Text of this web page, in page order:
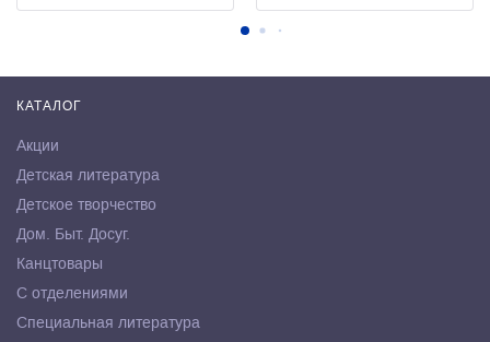
КАТАЛОГ
Акции
Детская литература
Детское творчество
Дом. Быт. Досуг.
Канцтовары
С отделениями
Специальная литература